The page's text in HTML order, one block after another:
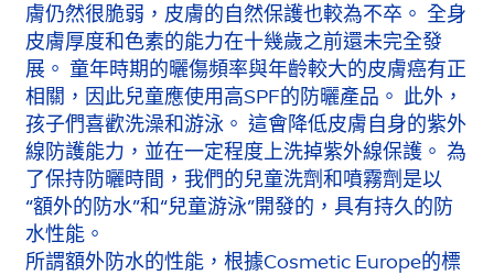
膚仍然很脆弱，皮膚的自然保護也較為不卒。 全身
皮膚厚度和色素的能力在十幾歲之前還未完全發
展。 童年時期的曬傷頻率與年齡較大的皮膚癌有正
相關，因此兒童應使用高SPF的防曬產品。 此外，
孩子們喜歡洗澡和游泳。 這會降低皮膚自身的紫外
線防護能力，並在一定程度上洗掉紫外線保護。 為
了保持防曬時間，我們的兒童洗劑和噴霧劑是以
“額外的防水”和“兒童游泳”開發的，具有持久的防
水性能。
所謂額外防水的性能，根據Cosmetic Europe的標